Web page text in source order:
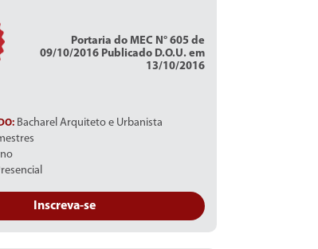
Portaria do MEC N° 605 de
09/10/2016 Publicado D.O.U. em
13/10/2016
Bacharel Arquiteto e Urbanista
Inscreva-se